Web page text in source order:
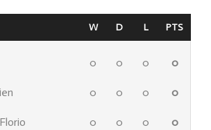
W D L PTS
0 0 0 0
0 0 0 0
0 0 0 0